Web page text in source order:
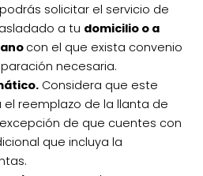
solicitar el servicio de
a tu domicilio o a
con el que exista convenio
necesaria.
Considera que este
el reemplazo de la llanta de
de que cuentes con
que incluya la